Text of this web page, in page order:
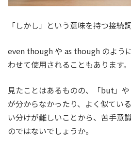
「しかし」という意味を持つ接続
even though や as though のよう
わせて使用されることもあります。
見たことはあるものの、「but」
が分からなかったり、よく似てい
い分けが難しいことから、苦手意
のではないでしょうか。